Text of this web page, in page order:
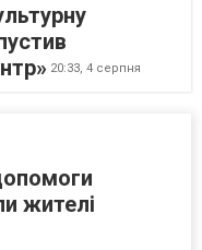
20:33, 4 серпня
жителі